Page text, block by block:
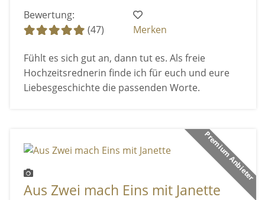
Bewertung:
(47)
Merken
Fühlt es sich gut an, dann tut es. Als freie
Hochzeitsrednerin finde ich für euch und eure
Liebesgeschichte die passenden Worte.
Premium Anbieter
Aus Zwei mach Eins mit Janette